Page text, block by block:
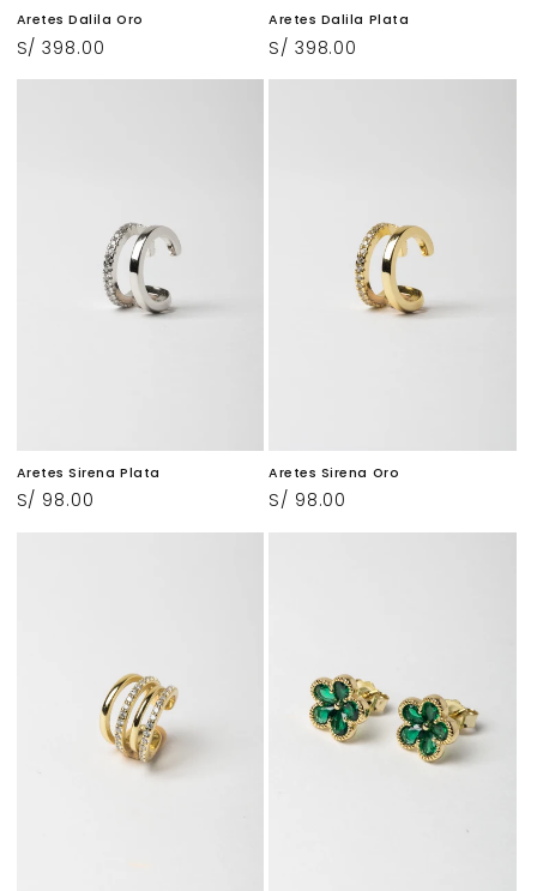
Aretes Dalila Oro
Precio
habitual
S/ 398.00
Aretes Dalila Plata
Precio
habitual
S/ 398.00
Aretes Sirena Plata
Precio
S/ 98.00
Aretes Sirena Oro
Precio
habitual
S/ 98.00